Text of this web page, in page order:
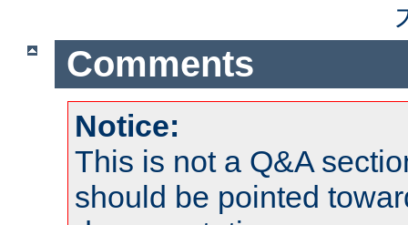
Comments
Notice:
This is not a Q&A
should be pointed